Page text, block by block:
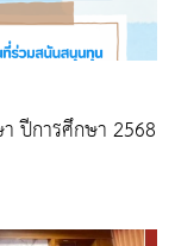
ปีการศึกษา 2568